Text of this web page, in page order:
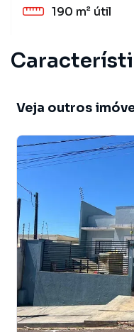
190 m² útil
Veja outros